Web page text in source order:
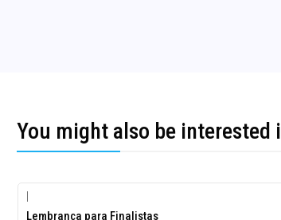
You might also be interested
-10%
Lembrança para Finalistas